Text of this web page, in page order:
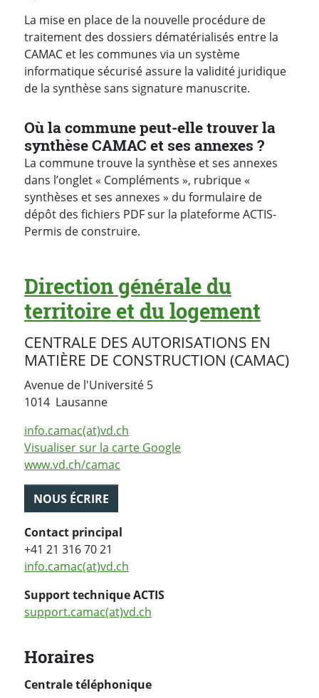
La mise en place de la nouvelle procédure de
traitement des dossiers dématérialisés entre la
CAMAC et les communes via un système
informatique sécurisé assure la validité juridique
de la synthèse sans signature manuscrite.
Où la commune peut-elle trouver la
synthèse CAMAC et ses annexes ?
La commune trouve la synthèse et ses annexes
dans l’onglet « Compléments », rubrique «
synthèses et ses annexes » du formulaire de
dépôt des fichiers PDF sur la plateforme ACTIS-
Permis de construire.
Direction générale du
territoire et du logement
CENTRALE DES AUTORISATIONS EN
MATIÈRE DE CONSTRUCTION (CAMAC)
Avenue de l'Université 5
1014 LausanneSuisse
info.camac(at)vd.ch
Visualiser sur la carte Google
www.vd.ch/camac
NOUS ÉCRIRE
Contact principal
+41 21 316 70 21
info.camac(at)vd.ch
Support technique ACTIS
support.camac(at)vd.ch
Horaires
Centrale téléphonique